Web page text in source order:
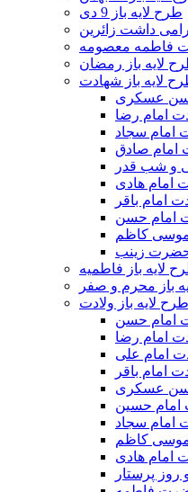
طرح لایه باز 9 دی
داشت زائرین
فاطمه معصومه
لایه باز رمضان
لایه باز شهادت
عسکری
امام رضا
امام سجاد
امام صادق
و شب قدر
امام هادی
امام باقر
امام حسن
موسی کاظم
حضرت زینب
لایه باز فاطمیه
باز محرم و صفر
طرح لایه باز ولادت
امام حسن
امام رضا
امام علی
امام باقر
امام حسین
امام سجاد
موسی کاظم
امام هادی